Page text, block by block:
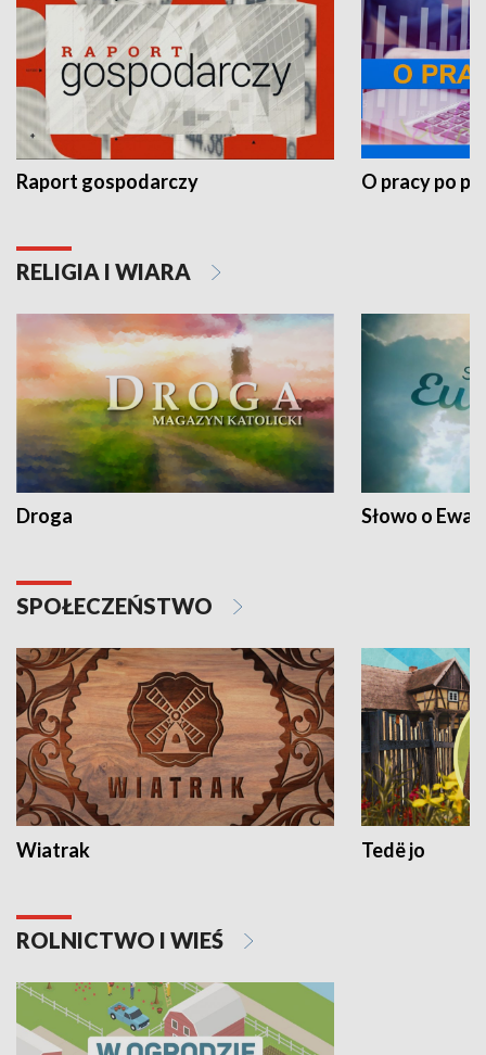
Raport gospodarczy O pracy po
RELIGIA I WIARA
Droga Słowo o
SPOŁECZEŃSTWO
Wiatrak Tedë jo
ROLNICTWO I WIEŚ